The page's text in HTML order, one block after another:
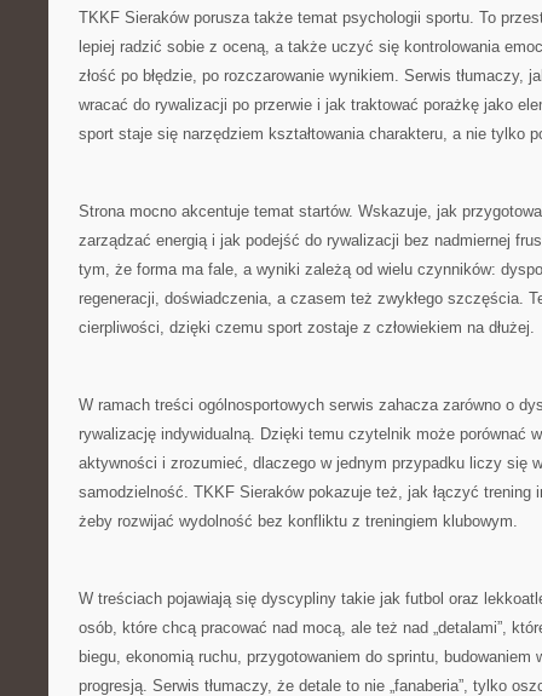
TKKF Sieraków porusza także temat psychologii sportu. To
lepiej radzić sobie z oceną, a także uczyć się kontrolowania
złość po błędzie, po rozczarowanie wynikiem. Serwis tłumaczy,
wracać do rywalizacji po przerwie i jak traktować porażkę jako
sport staje się narzędziem kształtowania charakteru, a nie tylko
Strona mocno akcentuje temat startów. Wskazuje, jak
zarządzać energią i jak podejść do rywalizacji bez nadmiernej
tym, że forma ma fale, a wyniki zależą od wielu czynników:
regeneracji, doświadczenia, a czasem też zwykłego szczęścia.
cierpliwości, dzięki czemu sport zostaje z człowiekiem na dłużej.
W ramach treści ogólnosportowych serwis zahacza zarówno o
rywalizację indywidualną. Dzięki temu czytelnik może porównać
aktywności i zrozumieć, dlaczego w jednym przypadku liczy się
samodzielność. TKKF Sieraków pokazuje też, jak łączyć trening
żeby rozwijać wydolność bez konfliktu z treningiem klubowym.
W treściach pojawiają się dyscypliny takie jak futbol oraz
osób, które chcą pracować nad mocą, ale też nad „detalami”,
biegu, ekonomią ruchu, przygotowaniem do sprintu, budowaniem
progresją. Serwis tłumaczy, że detale to nie „fanaberia”, tylko